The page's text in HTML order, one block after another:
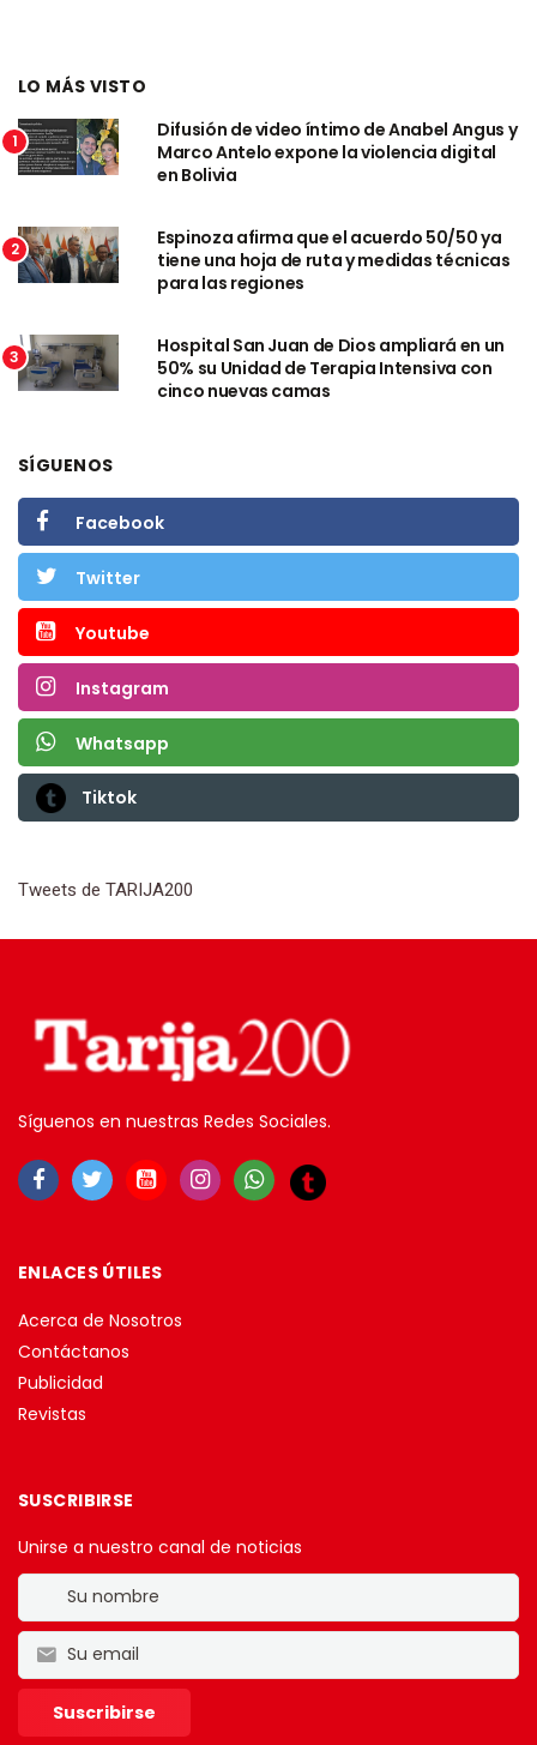
LO MÁS VISTO
1
Difusión de video íntimo de Anabel Angus y
Marco Antelo expone la violencia digital
en Bolivia
2
Espinoza afirma que el acuerdo 50/50 ya
tiene una hoja de ruta y medidas técnicas
para las regiones
3
Hospital San Juan de Dios ampliará en un
50% su Unidad de Terapia Intensiva con
cinco nuevas camas
SÍGUENOS
Facebook
Twitter
Youtube
Instagram
Whatsapp
Tiktok
Tweets de TARIJA200
Síguenos en nuestras Redes Sociales.
ENLACES ÚTILES
Acerca de Nosotros
Contáctanos
Publicidad
Revistas
SUSCRIBIRSE
Unirse a nuestro canal de noticias